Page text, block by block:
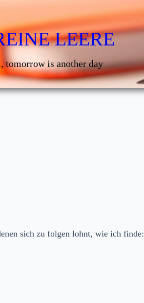
LEERE
tomorrow is another day
sich zu fol­gen lohnt, wie ich finde: